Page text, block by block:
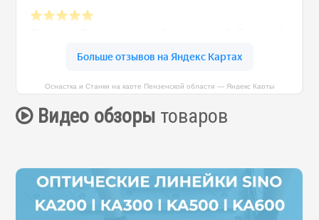
Оснастка и Станки на карте Пензенской области — Яндекс Карты
Видео обзоры товаров